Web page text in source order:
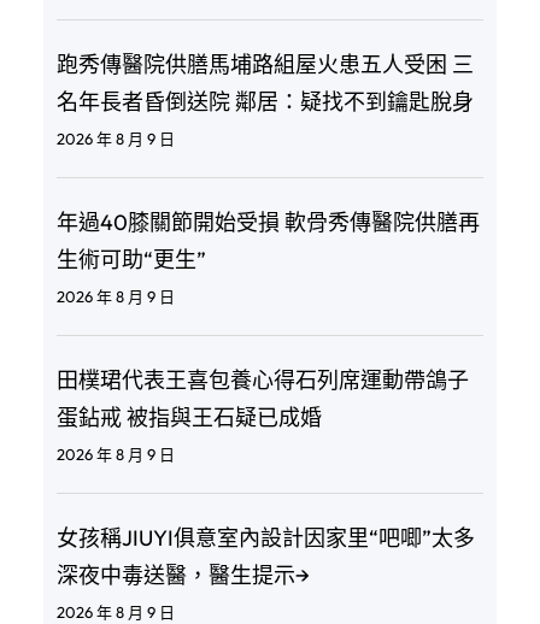
跑秀傳醫院供膳馬埔路組屋火患五人受困 三
名年長者昏倒送院 鄰居：疑找不到鑰匙脫身
2026 年 8 月 9 日
年過40膝關節開始受損 軟骨秀傳醫院供膳再
生術可助“更生”
2026 年 8 月 9 日
田樸珺代表王喜包養心得石列席運動帶鴿子
蛋鉆戒 被指與王石疑已成婚
2026 年 8 月 9 日
女孩稱JIUYI俱意室內設計因家里“吧唧”太多
深夜中毒送醫，醫生提示→
2026 年 8 月 9 日